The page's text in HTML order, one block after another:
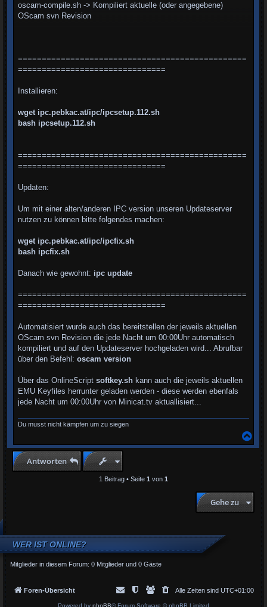
oscam-compile.sh -> Kompiliert aktuelle (oder angegebene)
OScam svn Revision
================================================
===============================
Installieren:
wget ipc.pebkac.at/ipc/ipcsetup.112.sh
bash ipcsetup.112.sh
================================================
===============================
Updaten:
Um mit einer alten/anderen IPC version unseren Updateserver
nutzen zu können bitte folgendes machen:
wget ipc.pebkac.at/ipc/ipcfix.sh
bash ipcfix.sh
Danach wie gewohnt: ipc update
================================================
===============================
Automatisiert wurde auch das bereitstellen der jeweils aktuellen
OScam svn Revision die jede Nacht um 00:00Uhr automatisch
kompiliert und auf den Updateserver hochgeladen wird... Abrufbar
über den Befehl: oscam version
Über das OnlineScript softkey.sh kann auch die jeweils aktuellen
EMU Keyfiles herrunter geladen werden - diese werden ebenfals
jede Nacht um 00:00Uhr von Minicat.tv aktuallisiert...
Du musst nicht kämpfen um zu siegen
c
Antworten
1 Beitrag • Seite 1 von 1
Gehe zu
WER IST ONLINE?
Mitglieder in diesem Forum: 0 Mitglieder und 0 Gäste
Foren-Übersicht Alle Zeiten sind UTC+01:00
Powered by phpBB® Forum Software © phpBB Limited